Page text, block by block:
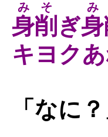
身削
みそ
ぎ身
み
キヨク
「なに？